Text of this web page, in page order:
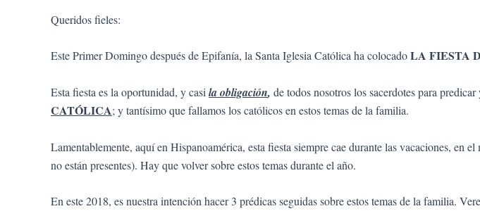
Queridos fieles:
Este Primer Domingo después de Epifanía, la Santa Iglesia Católica ha colocadoLA FIESTA
Esta fiesta es la oportunidad, y casi la obligación, de todos nosotros los sacerdotes para
CATÓLICA; y tantísimo que fallamos los católicos en estos temas de la familia.
Lamentablemente, aquí en Hispanoamérica, esta fiesta siempre cae durante las vacaciones, en
no están presentes). Hay que volver sobre estos temas durante el año.
En este 2018, es nuestra intención hacer 3 prédicas seguidas sobre estos temas de la familia.